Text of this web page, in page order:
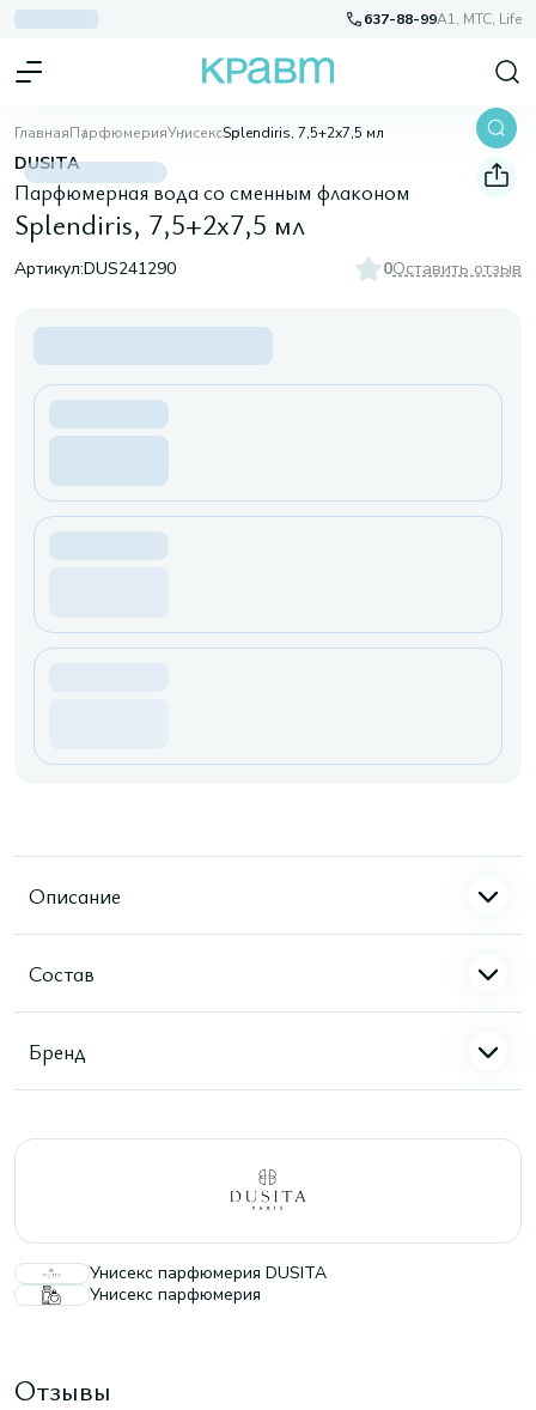
637-88-99A1, МТС, Life
ГлавнаяПарфюмерияУнисексSplendiris, 7,5+2х7,5 мл
DUSITA
Парфюмерная вода со сменным флаконом
Splendiris, 7,5+2х7,5 мл
Артикул:DUS241290 0Оставить отзыв
Описание
Состав
Бренд
Унисекс парфюмерия DUSITA
Унисекс парфюмерия
Отзывы